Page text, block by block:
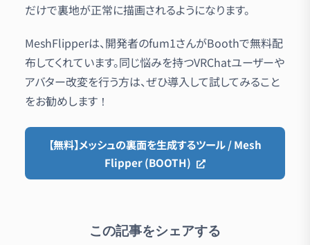
だけで裏地が正常に描画されるようになります。
MeshFlipperは、開発者のfum1さんがBoothで無料配
布してくれています。同じ悩みを持つVRChatユーザーや
アバター改変を行う方は、ぜひ導入して試してみること
をお勧めします！
【無料】メッシュの裏面を生成するツール / Mesh
Flipper (BOOTH)
この記事をシェアする